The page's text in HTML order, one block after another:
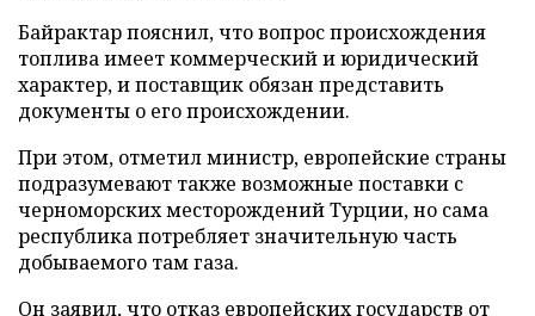
Байрактар пояснил, что вопрос происхождения
топлива имеет коммерческий и юридический
характер, и поставщик обязан представить
документы о его происхождении.
При этом, отметил министр, европейские страны
подразумевают также возможные поставки с
черноморских месторождений Турции, но сама
республика потребляет значительную часть
добываемого там газа.
Он заявил, что отказ европейских государств от